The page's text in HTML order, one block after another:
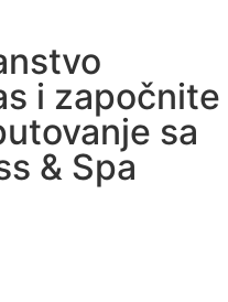
i započnite
sa
& Spa